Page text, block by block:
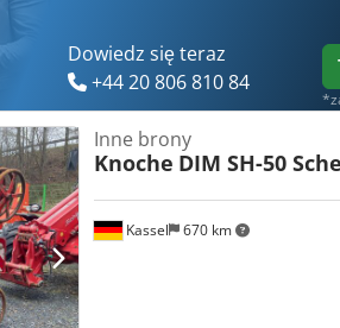
Dowiedz się teraz
+44 20 806 810 84
Kassel 670 km
Inne brony
Knoche DIM SH-50